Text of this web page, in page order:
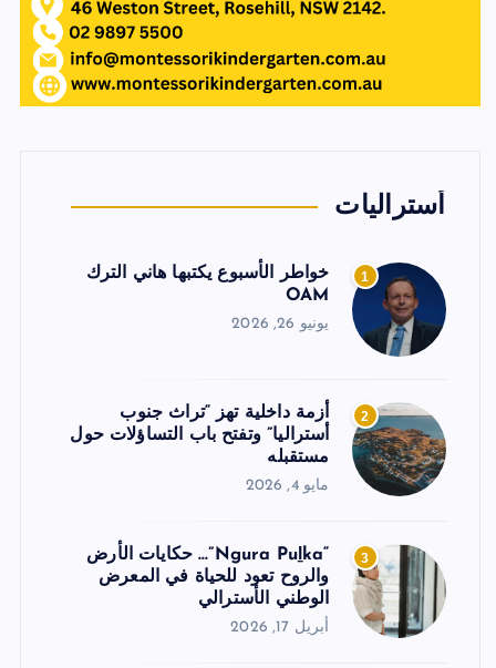
أستراليات
1
خواطر الأسبوع يكتبها هاني الترك
OAM
يونيو 26, 2026
2
أزمة داخلية تهز “تراث جنوب
أستراليا” وتفتح باب التساؤلات حول
مستقبله
مايو 4, 2026
3
“Ngura Puḻka”… حكايات الأرض
والروح تعود للحياة في المعرض
الوطني الأسترالي
أبريل 17, 2026